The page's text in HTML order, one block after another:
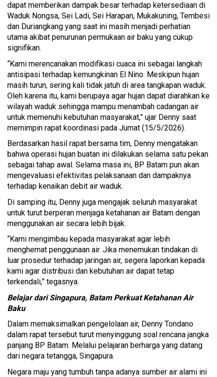
dapat memberikan dampak besar terhadap ketersediaan di
Waduk Nongsa, Sei Ladi, Sei Harapan, Mukakuning, Tembesi
dan Duriangkang yang saat ini masih menjadi perhatian
utama akibat penurunan permukaan air baku yang cukup
signifikan.
“Kami merencanakan modifikasi cuaca ini sebagai langkah
antisipasi terhadap kemungkinan El Nino. Meskipun hujan
masih turun, sering kali tidak jatuh di area tangkapan waduk.
Oleh karena itu, kami berupaya agar hujan dapat diarahkan ke
wilayah waduk sehingga mampu menambah cadangan air
untuk memenuhi kebutuhan masyarakat,” ujar Denny saat
memimpin rapat koordinasi pada Jumat (15/5/2026).
Berdasarkan hasil rapat bersama tim, Denny mengatakan
bahwa operasi hujan buatan ini dilakukan selama satu pekan
sebagai tahap awal. Selama masa ini, BP Batam pun akan
mengevaluasi efektivitas pelaksanaan dan dampaknya
terhadap kenaikan debit air waduk.
Di samping itu, Denny juga mengajak seluruh masyarakat
untuk turut berperan menjaga ketahanan air Batam dengan
menggunakan air secara lebih bijak.
“Kami mengimbau kepada masyarakat agar lebih
menghemat penggunaan air. Jika menemukan tindakan di
luar prosedur terhadap jaringan air, segera laporkan kepada
kami agar distribusi dan kebutuhan air dapat tetap
terkendali,” tegasnya.
Belajar dari Singapura, Batam Perkuat Ketahanan Air
Baku
Dalam memaksimalkan pengelolaan air, Denny Tondano
dalam rapat tersebut turut menyinggung soal rencana jangka
panjang BP Batam. Melalui pelajaran berharga yang datang
dari negara tetangga, Singapura.
Negara maju yang tumbuh tanpa adanya sumber air alami ini